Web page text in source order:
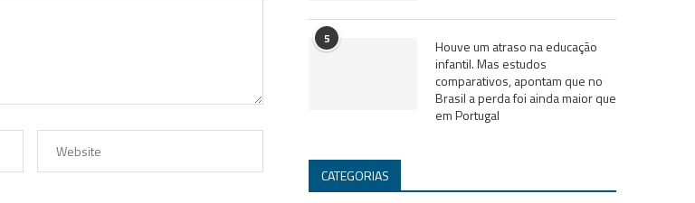
5
Houve um atraso na educação
infantil. Mas estudos
comparativos, apontam que no
Brasil a perda foi ainda maior que
em Portugal
CATEGORIAS